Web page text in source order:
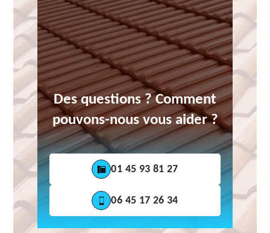
Des questions ? Comment
pouvons-nous vous aider ?
01 45 93 81 27
06 45 17 26 34